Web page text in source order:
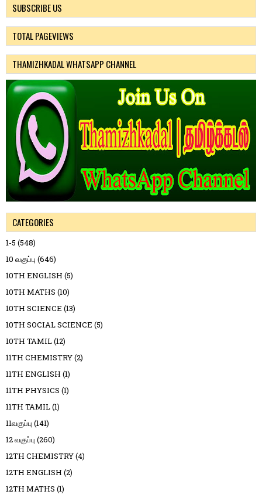
SUBSCRIBE US
TOTAL PAGEVIEWS
THAMIZHKADAL WHATSAPP CHANNEL
CATEGORIES
1-5 (548)
10 வகுப்பு (646)
10TH ENGLISH (5)
10TH MATHS (10)
10TH SCIENCE (13)
10TH SOCIAL SCIENCE (5)
10TH TAMIL(12)
11TH CHEMISTRY(2)
11TH ENGLISH (1)
11TH PHYSICS (1)
11TH TAMIL(1)
11வகுப்பு (141)
12 வகுப்பு (260)
12TH CHEMISTRY(4)
12TH ENGLISH (2)
12TH MATHS (1)